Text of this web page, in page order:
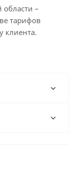
области –
тарифов
клиента.